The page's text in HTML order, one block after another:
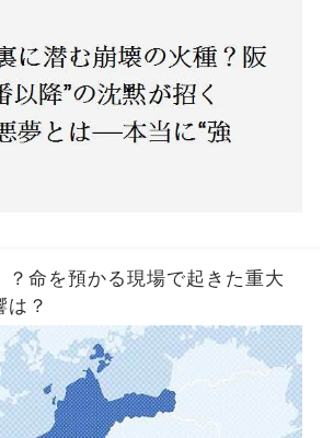
？命を預かる現場で起きた重大
は？